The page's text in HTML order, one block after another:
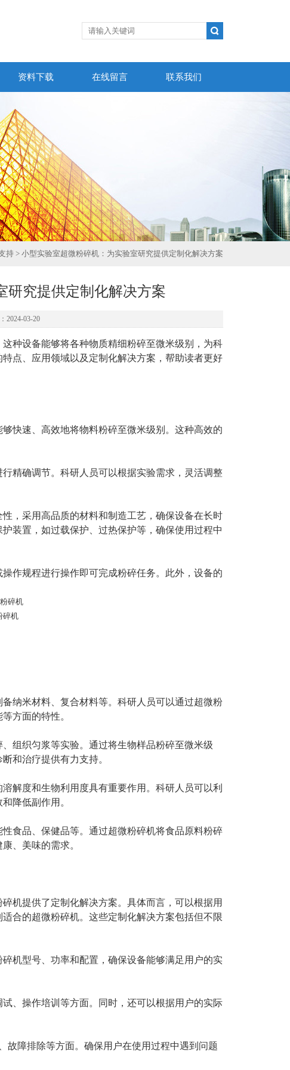
资料下载 在线留言 联系我们
持 > 小型实验室超微粉碎机：为实验室研究提供定制化解决方案
研究提供定制化解决方案
2024-03-20
设备能够将各种物质精细粉碎至微米级别，为科
点、应用领域以及定制化解决方案，帮助读者更好
速、高效地将物料粉碎至微米级别。这种高效的
确调节。科研人员可以根据实验需求，灵活调整
采用高品质的材料和制造工艺，确保设备在长时
装置，如过载保护、过热保护等，确保使用过程中
规程进行操作即可完成粉碎任务。此外，设备的
碎机
米材料、复合材料等。科研人员可以通过超微粉
方面的特性。
织匀浆等实验。通过将生物样品粉碎至微米级
和治疗提供有力支持。
度和生物利用度具有重要作用。科研人员可以利
降低副作用。
品、保健品等。通过超微粉碎机将食品原料粉碎
、美味的需求。
提供了定制化解决方案。具体而言，可以根据用
合的超微粉碎机。这些定制化解决方案包括但不限
型号、功率和配置，确保设备能够满足用户的实
操作培训等方面。同时，还可以根据用户的实际
障排除等方面。确保用户在使用过程中遇到问题